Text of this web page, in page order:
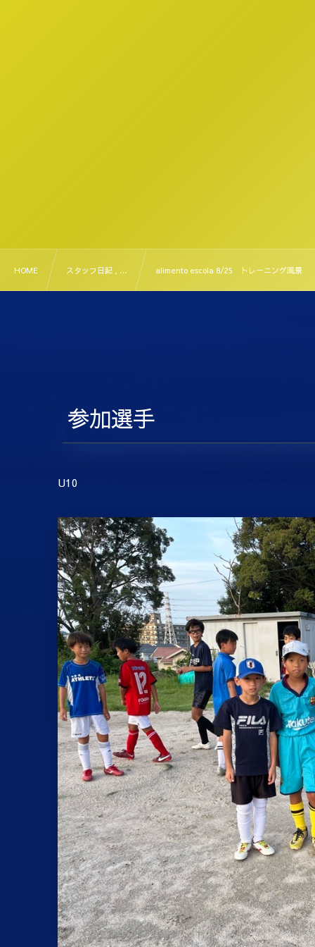
HOME スタッフ日記 , … alimento escola 8/25 トレーニング風景
参加選手
U10